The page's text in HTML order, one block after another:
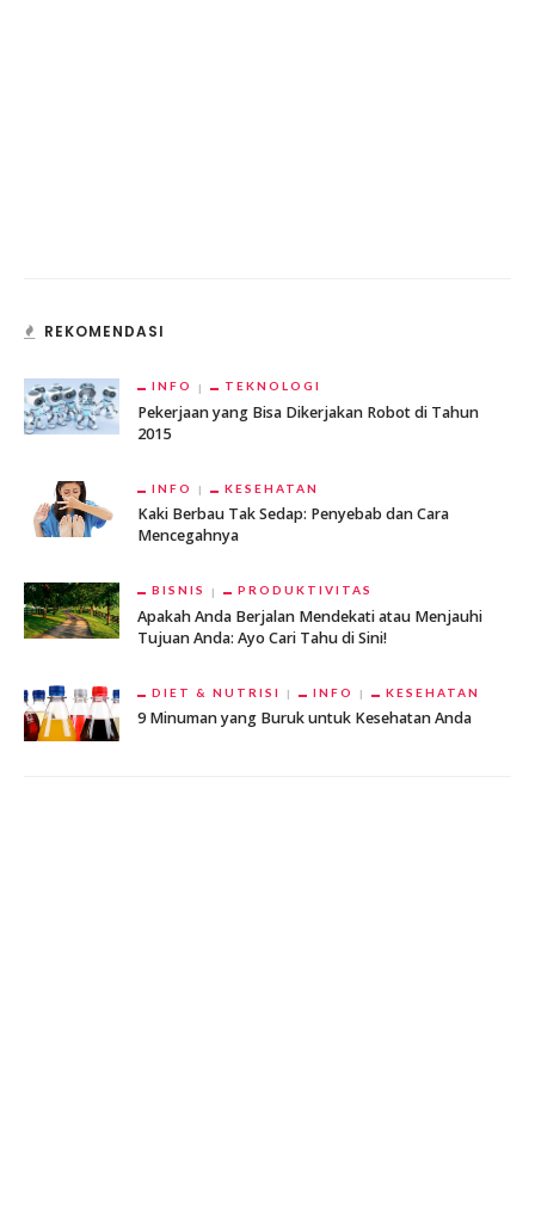
REKOMENDASI
INFO TEKNOLOGI
Pekerjaan yang Bisa Dikerjakan Robot di Tahun
2015
INFO KESEHATAN
Kaki Berbau Tak Sedap: Penyebab dan Cara
Mencegahnya
BISNIS PRODUKTIVITAS
Apakah Anda Berjalan Mendekati atau Menjauhi
Tujuan Anda: Ayo Cari Tahu di Sini!
DIET & NUTRISI INFO KESEHATAN
9 Minuman yang Buruk untuk Kesehatan Anda